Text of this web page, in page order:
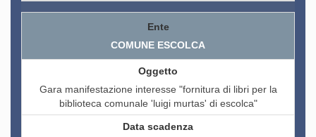
COMUNE ESCOLCA
Gara manifestazione interesse "fornitura di libri per la
biblioteca comunale 'luigi murtas' di escolca"